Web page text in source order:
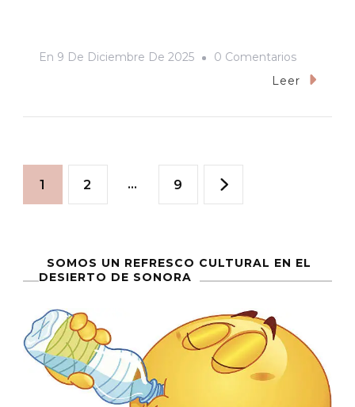
En 9 De Diciembre De 2025 0 ComentariosEn
«Bugonia»
Puesta
En
Original
Leer
Paginación
entradas
Página
1 Página
2 … Página
9
SOMOS UN REFRESCO CULTURAL EN EL
DESIERTO DE SONORA